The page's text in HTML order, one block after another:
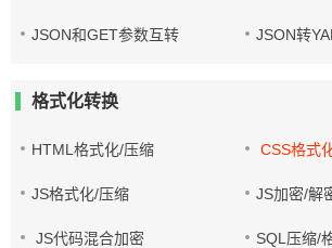
JSON和GET参数互转 JSON转
格式化转换
HTML格式化/压缩 CSS格式
JS格式化/压缩 JS加密/解
JS代码混合加密 SQL压缩/